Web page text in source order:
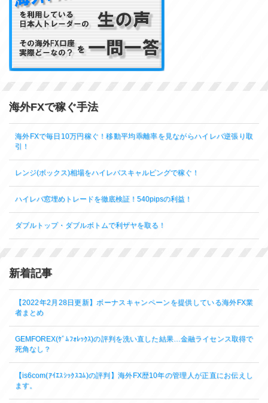
海外FXで稼ぐ手法
海外FXで毎日10万円稼ぐ！移動平均乖離率を見ながらハイレバ逆張り取
引！
レンジ(ボックス)相場をハイレバスキャルピングで稼ぐ！
ハイレバ窓埋めトレードを徹底検証！540pipsの利益！
ダブルトップ・ダブルボトムで利ザヤを取る！
新着記事
【2022年2月28日更新】ボーナスキャンペーンを提供している海外FX業
者まとめ
GEMFOREX(ｹﾞﾑﾌｫﾚｯｸｽ)の評判を洗い直した結果…金融ライセンス取得で
死角なし？
【is6com(ｱｲｴｽｼｯｸｽｺﾑ)の評判】海外FX歴10年の管理人が正直にお伝えし
ます。